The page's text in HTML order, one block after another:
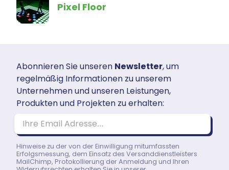
Pixel Floor
Abonnieren Sie unseren Newsletter, um
regelmäßig Informationen zu unserem
Unternehmen und unseren Leistungen,
Produkten und Projekten zu erhalten:
Ihre Email Adresse…
Hinweise zu der von der Einwilligung mitumfassten
Erfolgsmessung, dem Einsatz des Versanddienstleisters
MailChimp, Protokollierung der Anmeldung und Ihren